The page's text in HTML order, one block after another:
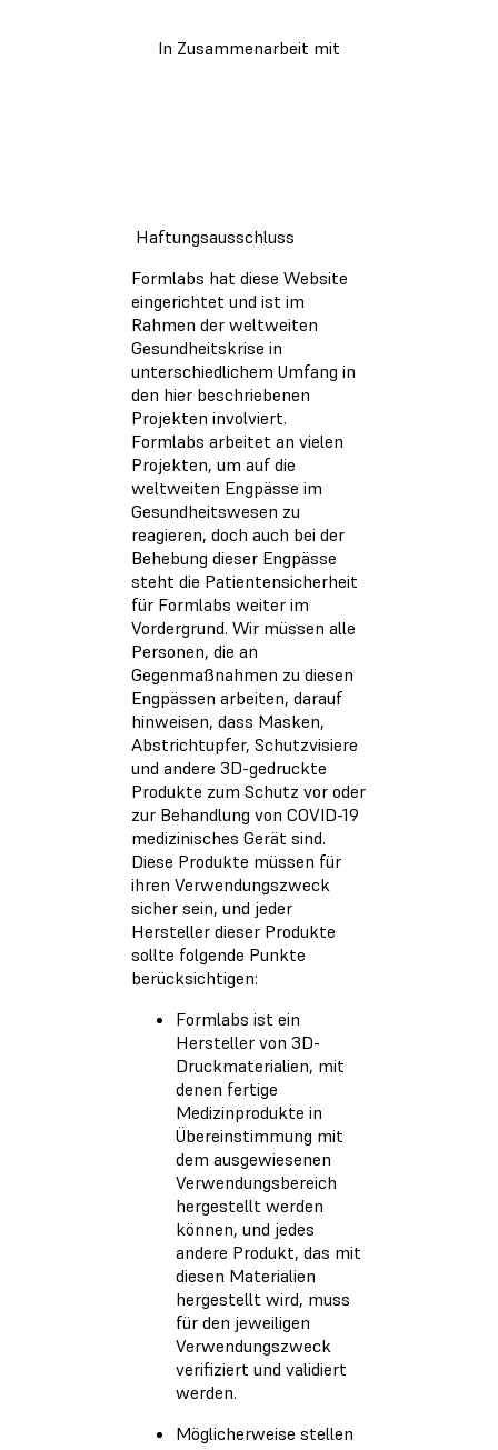
In Zusammenarbeit mit
Haftungsausschluss
Formlabs hat diese Website
eingerichtet und ist im
Rahmen der weltweiten
Gesundheitskrise in
unterschiedlichem Umfang in
den hier beschriebenen
Projekten involviert.
Formlabs arbeitet an vielen
Projekten, um auf die
weltweiten Engpässe im
Gesundheitswesen zu
reagieren, doch auch bei der
Behebung dieser Engpässe
steht die Patientensicherheit
für Formlabs weiter im
Vordergrund. Wir müssen alle
Personen, die an
Gegenmaßnahmen zu diesen
Engpässen arbeiten, darauf
hinweisen, dass Masken,
Abstrichtupfer, Schutzvisiere
und andere 3D-gedruckte
Produkte zum Schutz vor oder
zur Behandlung von COVID-19
medizinisches Gerät sind.
Diese Produkte müssen für
ihren Verwendungszweck
sicher sein, und jeder
Hersteller dieser Produkte
sollte folgende Punkte
berücksichtigen:
Formlabs ist ein
Hersteller von 3D-
Druckmaterialien, mit
denen fertige
Medizinprodukte in
Übereinstimmung mit
dem ausgewiesenen
Verwendungsbereich
hergestellt werden
können, und jedes
andere Produkt, das mit
diesen Materialien
hergestellt wird, muss
für den jeweiligen
Verwendungszweck
verifiziert und validiert
werden.
Möglicherweise stellen